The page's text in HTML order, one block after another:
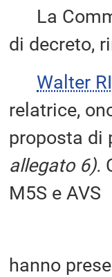
La
di decreto,
Walter
relatrice,
proposta di
allegato 6).
M5S e AVS
hanno